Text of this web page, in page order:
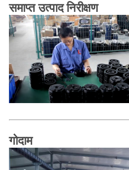
समाप्त उत्पाद निरीक्षण
गोदाम